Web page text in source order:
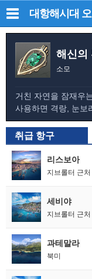
대항해시대
해신의
소모
거친 자연을 잠재우
사용하면 격랑, 눈보
취급 항구
리스보아
지브롤터 근처
세비야
지브롤터 근처
과테말라
북미